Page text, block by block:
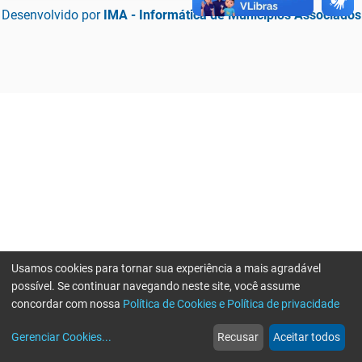
Desenvolvido por IMA - Informática de Municípios Associados
web
Notícias
more_horiz
Mais
Usamos cookies para tornar sua experiência a mais agradável
possível. Se continuar navegando neste site, você assume
concordar com nossa Política de Cookies e Política de privacidade
Gerenciar Cookies... Recusar Aceitar todos
Erro ao enviar informações, por favor tente novamente